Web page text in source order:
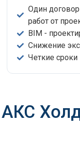
Один
работ от
BIM -
Снижение
Четкие сроки